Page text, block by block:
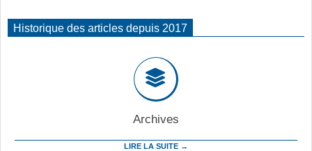
Historique des articles depuis 2017
Archives
LIRE LA SUITE →